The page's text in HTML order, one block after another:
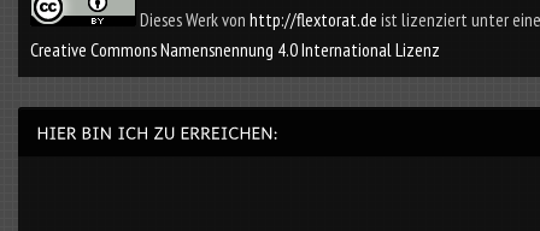
Dieses Werk von http://flextorat.de ist lizenziert unter
Creative Commons Namensnennung 4.0 International Lizenz